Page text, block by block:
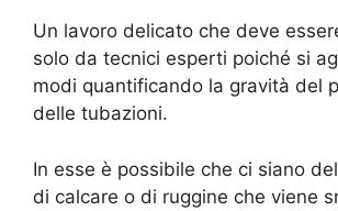
Un lavoro delicato che deve
solo da tecnici esperti poiché si
modi quantificando la gravità del
delle tubazioni.
In esse è possibile che ci siano
di calcare o di ruggine che viene